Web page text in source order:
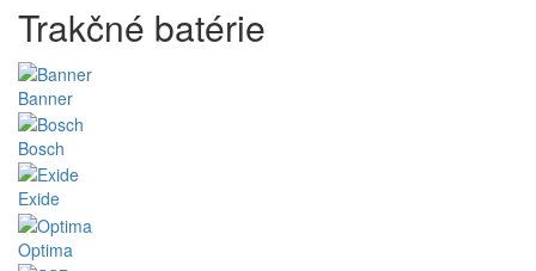
Trakčné batérie
Banner
Bosch
Exide
Optima